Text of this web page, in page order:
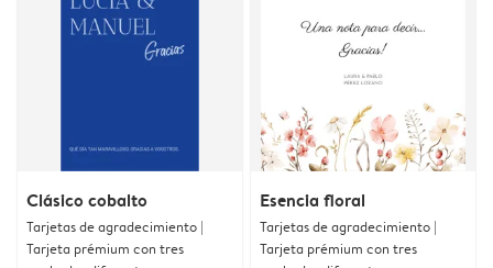
Clásico cobalto
Tarjetas de agradecimiento |
Tarjeta prémium con tres
Esencia floral
Tarjetas de agradecimiento |
Tarjeta prémium con tres